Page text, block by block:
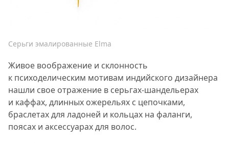
Серьги эмалированные Elma
Живое воображение и склонность
к психоделическим мотивам индийского дизайнера
нашли свое отражение в серьгах-шандельерах
и каффах, длинных ожерельях с цепочками,
браслетах для ладоней и кольцах на фаланги,
поясах и аксессуарах для волос.